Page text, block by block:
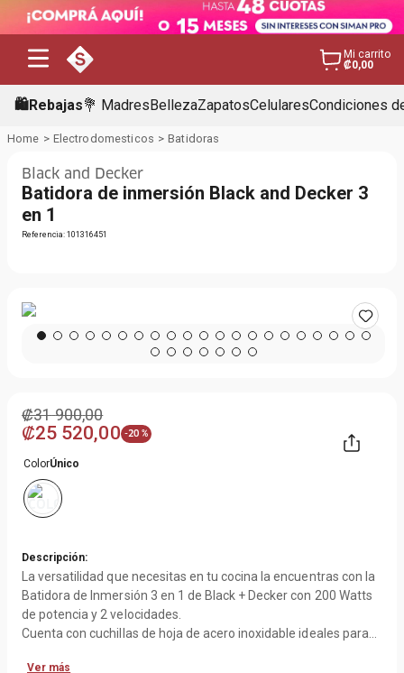
Mi carrito
₡0,00
🛍️Rebajas💐 MadresBellezaZapatosCelularesCondiciones
Electrodomesticos Batidoras
Black and Decker
Batidora de inmersión Black and Decker 3
en 1
Referencia:101316451
₡31900,00
₡25 520,00 -20 %
ColorÚnico
Descripción:
La versatilidad que necesitas en tu cocina la encuentras con la
Batidora de Inmersión 3 en 1 de Black + Decker con 200 Watts
de potencia y 2 velocidades.
Cuenta con cuchillas de hoja de acero inoxidable ideales para
Ver más